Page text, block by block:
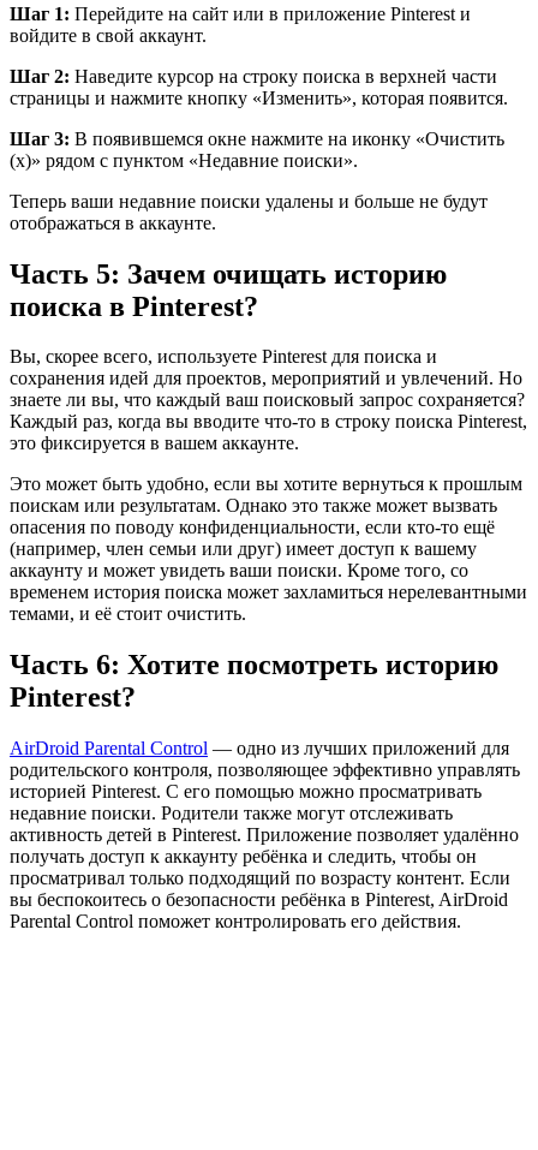
Шаг 1: Перейдите на сайт или в приложение Pinterest и
войдите в свой аккаунт.
Шаг 2: Наведите курсор на строку поиска в верхней части
страницы и нажмите кнопку «Изменить», которая появится.
Шаг 3: В появившемся окне нажмите на иконку «Очистить
(x)» рядом с пунктом «Недавние поиски».
Теперь ваши недавние поиски удалены и больше не будут
отображаться в аккаунте.
Часть 5: Зачем очищать историю
поиска в Pinterest?
Вы, скорее всего, используете Pinterest для поиска и
сохранения идей для проектов, мероприятий и увлечений. Но
знаете ли вы, что каждый ваш поисковый запрос сохраняется?
Каждый раз, когда вы вводите что-то в строку поиска Pinterest,
это фиксируется в вашем аккаунте.
Это может быть удобно, если вы хотите вернуться к прошлым
поискам или результатам. Однако это также может вызвать
опасения по поводу конфиденциальности, если кто-то ещё
(например, член семьи или друг) имеет доступ к вашему
аккаунту и может увидеть ваши поиски. Кроме того, со
временем история поиска может захламиться нерелевантными
темами, и её стоит очистить.
Часть 6: Хотите посмотреть историю
Pinterest?
AirDroid Parental Control — одно из лучших приложений для
родительского контроля, позволяющее эффективно управлять
историей Pinterest. С его помощью можно просматривать
недавние поиски. Родители также могут отслеживать
активность детей в Pinterest. Приложение позволяет удалённо
получать доступ к аккаунту ребёнка и следить, чтобы он
просматривал только подходящий по возрасту контент. Если
вы беспокоитесь о безопасности ребёнка в Pinterest, AirDroid
Parental Control поможет контролировать его действия.